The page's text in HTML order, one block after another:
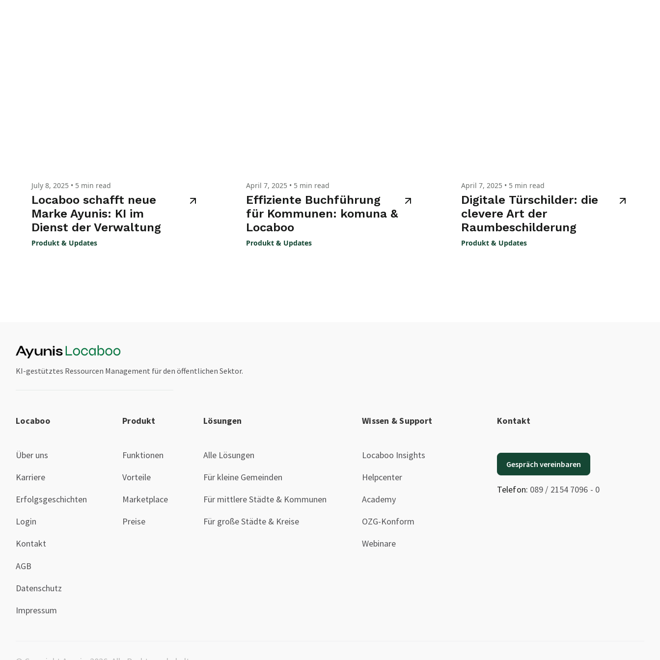
July 8, 2025 • 5 min read
Locaboo schafft neue
Marke Ayunis: KI im
Dienst der Verwaltung
Produkt & Updates
April 7, 2025 • 5 min read
Effiziente Buchführung
für Kommunen: komuna &
Locaboo
Produkt & Updates
April 7, 2025 • 5 min read
Digitale Türschilder: die
clevere Art der
Raumbeschilderung
Produkt & Updates
KI-gestütztes Ressourcen Management für den öffentlichen Sektor.
Locaboo
Über uns
Karriere
Erfolgsgeschichten
Login
Kontakt
AGB
Datenschutz
Impressum
Produkt
Funktionen
Vorteile
Marketplace
Preise
Lösungen
Alle Lösungen
Für kleine Gemeinden
Für mittlere Städte & Kommunen
Für große Städte & Kreise
Wissen & Support
Locaboo Insights
Helpcenter
Academy
OZG-Konform
Webinare
Kontakt
Gespräch vereinbaren
Telefon: 089 / 2154 7096 - 0